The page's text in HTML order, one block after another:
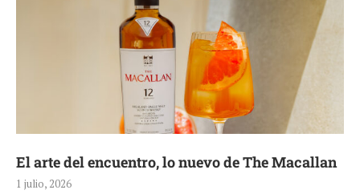
Tiempo de celebrar con GUESS Watches
1 julio, 2026